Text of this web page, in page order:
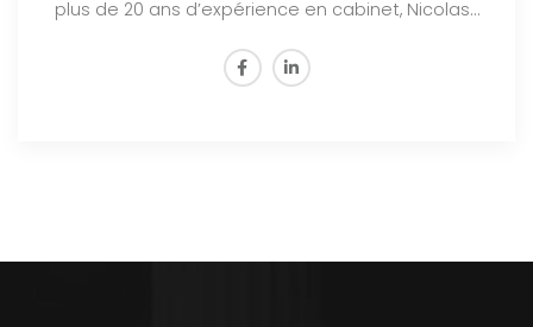
plus de 20 ans d’expérience en cabinet, Nicolas…